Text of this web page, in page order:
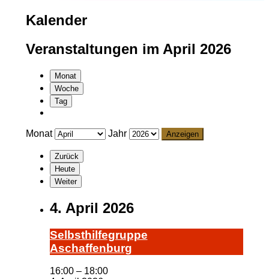
Kalender
Veranstaltungen im April 2026
Monat
Woche
Tag
Monat Jahr
Zurück
Heute
Weiter
4. April 2026
Selbst­hil­fe­grup­pe
A­schaf­fen­burg
16:00 – 18:00